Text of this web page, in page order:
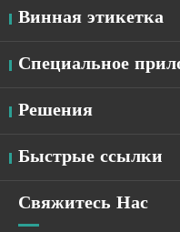
Винная этикетка
Специальное
Решения
Быстрые ссылки
Свяжитесь Нас